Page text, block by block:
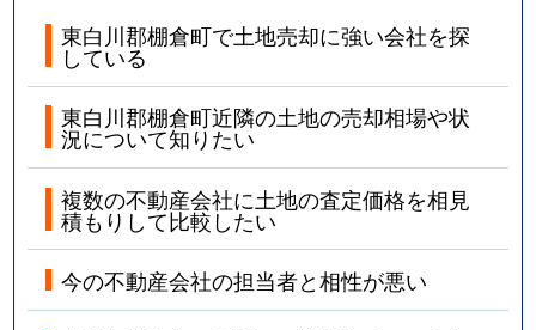
東白川郡棚倉町で土地売却に強い会社を探
している
東白川郡棚倉町近隣の土地の売却相場や状
況について知りたい
複数の不動産会社に土地の査定価格を相見
積もりして比較したい
今の不動産会社の担当者と相性が悪い